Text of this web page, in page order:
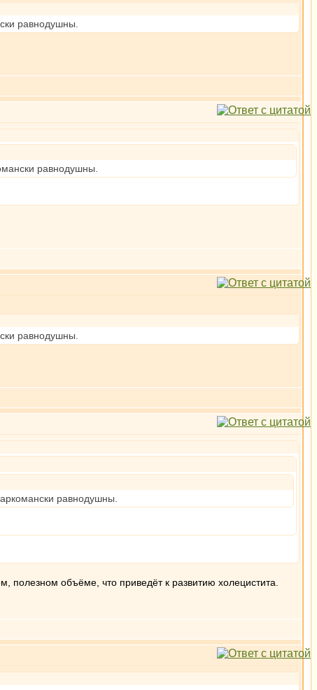
равнодушны.
равнодушны.
равнодушны.
равнодушны.
полезном объёме, что приведёт к развитию холецистита.